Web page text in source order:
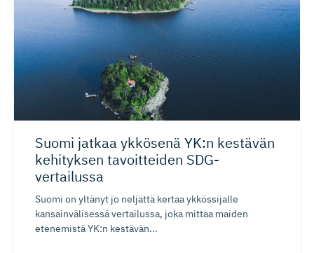
Suomi jatkaa ykkösenä YK:n kestävän
kehityksen tavoitteiden SDG-
vertailussa
Suomi on yltänyt jo neljättä kertaa ykkössijalle
kansainvälisessä vertailussa, joka mittaa maiden
etenemistä YK:n kestävän...